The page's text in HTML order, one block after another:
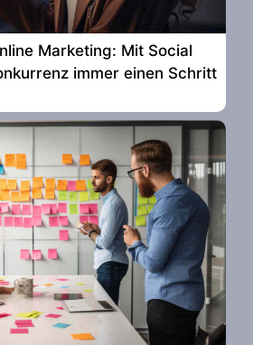
Marketing: Mit Social
immer einen Schritt